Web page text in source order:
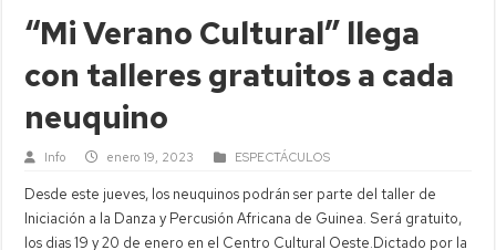
“Mi Verano Cultural” llega
con talleres gratuitos a cada
neuquino
Info enero 19, 2023 ESPECTÁCULOS
Desde este jueves, los neuquinos podrán ser parte del taller de
Iniciación a la Danza y Percusión Africana de Guinea. Será gratuito,
los dias 19 y 20 de enero en el Centro Cultural Oeste.Dictado por la